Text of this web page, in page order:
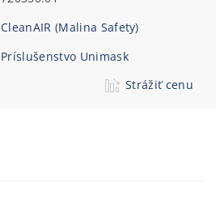
CleanAIR (Malina Safety)
Príslušenstvo Unimask
Strážiť cenu